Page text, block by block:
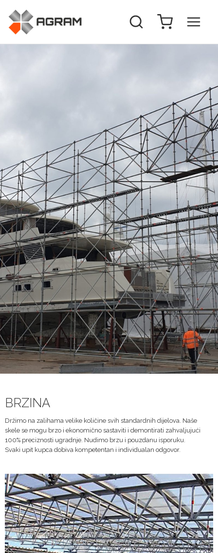
BRZINA
Držimo na zalihama velike količine svih standardnih dijelova. Naše
skele se mogu brzo i ekonomično sastaviti i demontirati zahvaljujući
100% preciznosti ugradnje. Nudimo brzu i pouzdanu isporuku.
Svaki upit kupca dobiva kompetentan i individualan odgovor.